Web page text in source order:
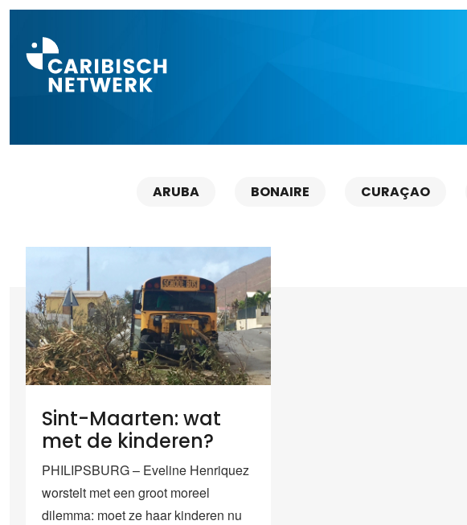
ARUBA BONAIRE CURAÇAO
Sint-Maarten: wat
met de kinderen?
PHILIPSBURG – Eveline Henriquez
worstelt met een groot moreel
dilemma: moet ze haar kinderen nu